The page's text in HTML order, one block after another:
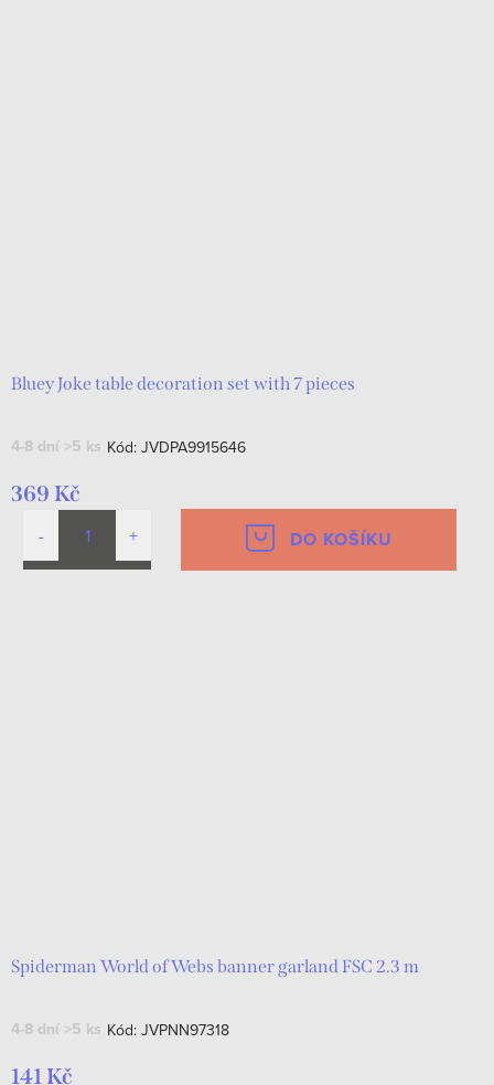
Bluey Joke table decoration set with 7 pieces
4-8 dní >5 ks Kód: JVDPA9915646
369 Kč
DO KOŠÍKU
Spiderman World of Webs banner garland FSC 2.3 m
4-8 dní >5 ks Kód: JVPNN97318
141 Kč